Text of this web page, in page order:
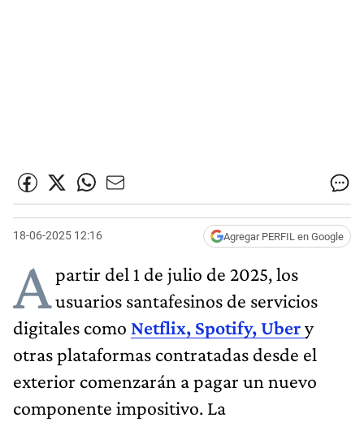
18-06-2025 12:16 Agregar PERFIL en Google
Apartir del 1 de julio de 2025, los
usuarios santafesinos de servicios
digitales como Netflix, Spotify, Ubery
otras plataformas contratadas desde el
exterior comenzarán a pagar un nuevo
componente impositivo. La